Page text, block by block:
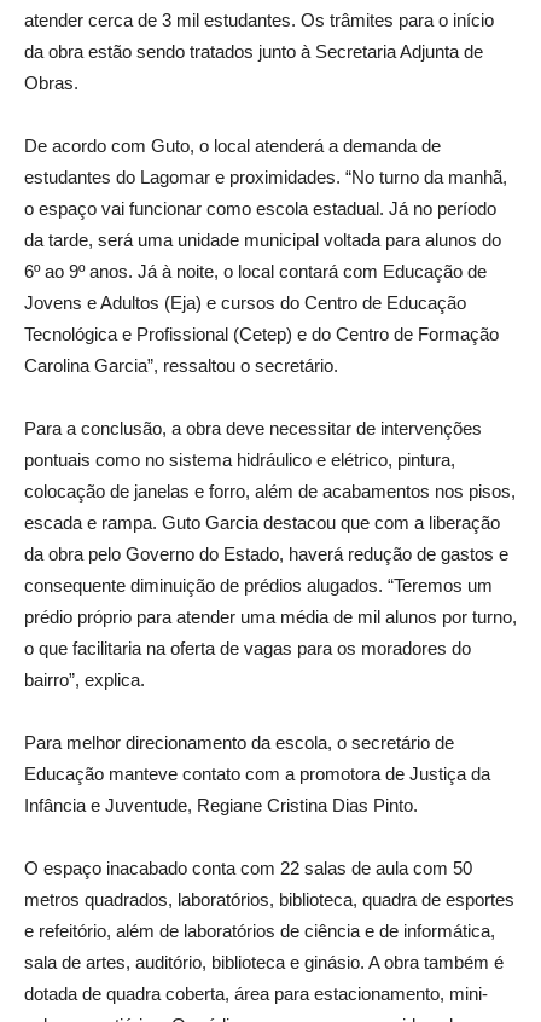
atender cerca de 3 mil estudantes. Os trâmites para o início
da obra estão sendo tratados junto à Secretaria Adjunta de
Obras.
De acordo com Guto, o local atenderá a demanda de
estudantes do Lagomar e proximidades. “No turno da manhã,
o espaço vai funcionar como escola estadual. Já no período
da tarde, será uma unidade municipal voltada para alunos do
6º ao 9º anos. Já à noite, o local contará com Educação de
Jovens e Adultos (Eja) e cursos do Centro de Educação
Tecnológica e Profissional (Cetep) e do Centro de Formação
Carolina Garcia”, ressaltou o secretário.
Para a conclusão, a obra deve necessitar de intervenções
pontuais como no sistema hidráulico e elétrico, pintura,
colocação de janelas e forro, além de acabamentos nos pisos,
escada e rampa. Guto Garcia destacou que com a liberação
da obra pelo Governo do Estado, haverá redução de gastos e
consequente diminuição de prédios alugados. “Teremos um
prédio próprio para atender uma média de mil alunos por turno,
o que facilitaria na oferta de vagas para os moradores do
bairro”, explica.
Para melhor direcionamento da escola, o secretário de
Educação manteve contato com a promotora de Justiça da
Infância e Juventude, Regiane Cristina Dias Pinto.
O espaço inacabado conta com 22 salas de aula com 50
metros quadrados, laboratórios, biblioteca, quadra de esportes
e refeitório, além de laboratórios de ciência e de informática,
sala de artes, auditório, biblioteca e ginásio. A obra também é
dotada de quadra coberta, área para estacionamento, mini-